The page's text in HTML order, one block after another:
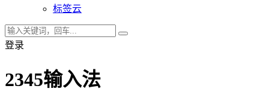
标签云
登录
2345输入法